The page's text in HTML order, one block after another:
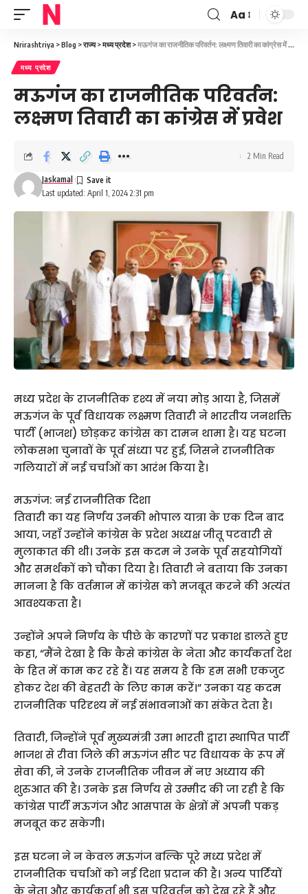
Font
Resizer
Aa
Nrirashtriya >Blog >राज्य>मध्य प्रदेश>मऊगंज का राजनीतिक परिवर्तन: लक्ष्मण तिवारी का कांग्रेस में प्रवेश
मध्य प्रदेश
मऊगंज का राजनीतिक परिवर्तन:
लक्ष्मण तिवारी का कांग्रेस में प्रवेश
Last updated: April 1, 2024 2:31 pm
Jaskamal
2 Min Read
मध्य प्रदेश के राजनीतिक दृश्य में नया मोड़ आया है, जिसमें
मऊगंज के पूर्व विधायक लक्ष्मण तिवारी ने भारतीय जनशक्ति
पार्टी (भाजश) छोड़कर कांग्रेस का दामन थामा है। यह घटना
लोकसभा चुनावों के पूर्व संध्या पर हुई, जिसने राजनीतिक
गलियारों में नई चर्चाओं का आरंभ किया है।
मऊगंज: नई राजनीतिक दिशा
तिवारी का यह निर्णय उनकी भोपाल यात्रा के एक दिन बाद
आया, जहाँ उन्होंने कांग्रेस के प्रदेश अध्यक्ष जीतू पटवारी से
मुलाकात की थी। उनके इस कदम ने उनके पूर्व सहयोगियों
और समर्थकों को चौंका दिया है। तिवारी ने बताया कि उनका
मानना है कि वर्तमान में कांग्रेस को मजबूत करने की अत्यंत
आवश्यकता है।
उन्होंने अपने निर्णय के पीछे के कारणों पर प्रकाश डालते हुए
कहा, “मैंने देखा है कि कैसे कांग्रेस के नेता और कार्यकर्ता देश
के हित में काम कर रहे हैं। यह समय है कि हम सभी एकजुट
होकर देश की बेहतरी के लिए काम करें।” उनका यह कदम
राजनीतिक परिदृश्य में नई संभावनाओं का संकेत देता है।
तिवारी, जिन्होंने पूर्व मुख्यमंत्री उमा भारती द्वारा स्थापित पार्टी
भाजश से रीवा जिले की मऊगंज सीट पर विधायक के रूप में
सेवा की, ने उनके राजनीतिक जीवन में नए अध्याय की
शुरुआत की है। उनके इस निर्णय से उम्मीद की जा रही है कि
कांग्रेस पार्टी मऊगंज और आसपास के क्षेत्रों में अपनी पकड़
मजबूत कर सकेगी।
इस घटना ने न केवल मऊगंज बल्कि पूरे मध्य प्रदेश में
राजनीतिक चर्चाओं को नई दिशा प्रदान की है। अन्य पार्टियों
के नेता और कार्यकर्ता भी इस परिवर्तन को देख रहे हैं और